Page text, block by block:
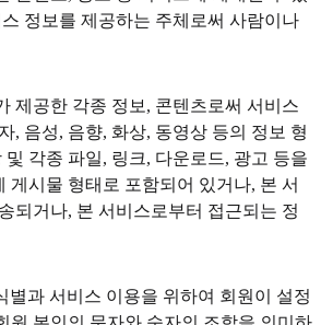
정보를 제공하는 주체로써 사람이나
제공한 각종 정보, 콘텐츠로써 서비스
, 음성, 음향, 화상, 동영상 등의 정보 형
각종 파일, 링크, 다운로드, 광고 등을
게시물 형태로 포함되어 있거나, 본 서
되거나, 본 서비스로부터 접근되는 정
별과 서비스 이용을 위하여 회원이 설정